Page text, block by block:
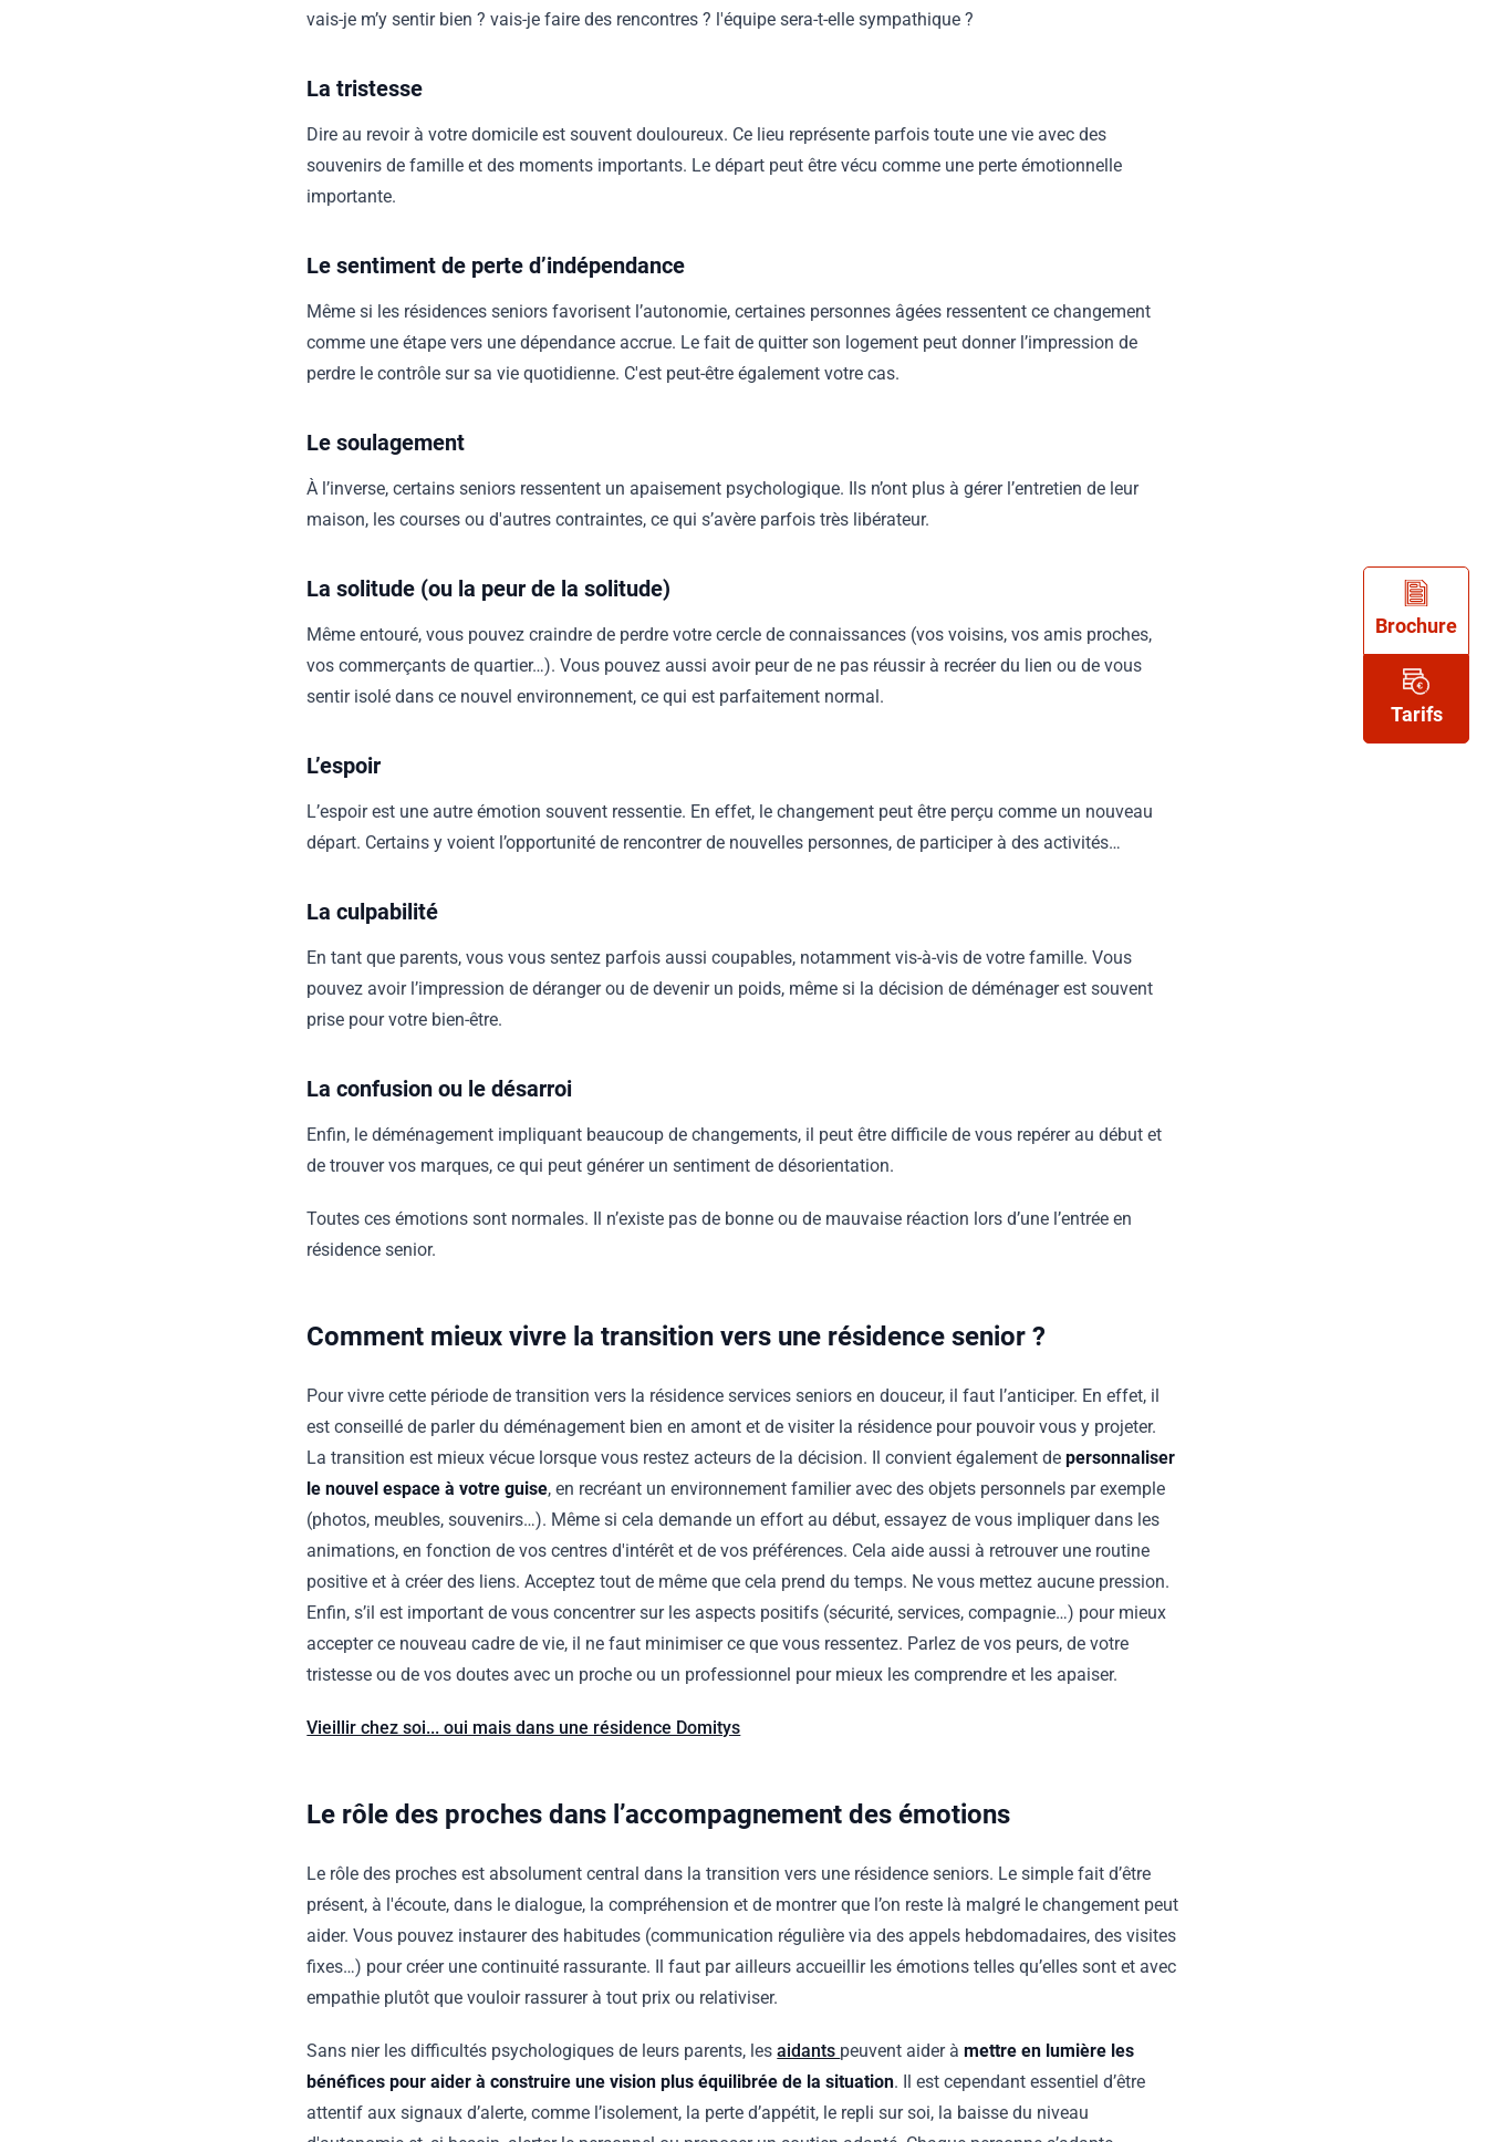
vais-je m’y sentir bien ? vais-je faire des rencontres ? l'équipe sera-t-elle sympathique ?
La tristesse
Dire au revoir à votre domicile est souvent douloureux. Ce lieu représente parfois toute une vie avec des
souvenirs de famille et des moments importants. Le départ peut être vécu comme une perte émotionnelle
importante.
Le sentiment de perte d’indépendance
Même si les résidences seniors favorisent l’autonomie, certaines personnes âgées ressentent ce changement
comme une étape vers une dépendance accrue. Le fait de quitter son logement peut donner l’impression de
perdre le contrôle sur sa vie quotidienne. C'est peut-être également votre cas.
Le soulagement
À l’inverse, certains seniors ressentent un apaisement psychologique. Ils n’ont plus à gérer l’entretien de leur
maison, les courses ou d'autres contraintes, ce qui s’avère parfois très libérateur.
La solitude (ou la peur de la solitude)
Même entouré, vous pouvez craindre de perdre votre cercle de connaissances (vos voisins, vos amis proches,
vos commerçants de quartier…). Vous pouvez aussi avoir peur de ne pas réussir à recréer du lien ou de vous
sentir isolé dans ce nouvel environnement, ce qui est parfaitement normal.
L’espoir
L’espoir est une autre émotion souvent ressentie. En effet, le changement peut être perçu comme un nouveau
départ. Certains y voient l’opportunité de rencontrer de nouvelles personnes, de participer à des activités…
La culpabilité
En tant que parents, vous vous sentez parfois aussi coupables, notamment vis-à-vis de votre famille. Vous
pouvez avoir l’impression de déranger ou de devenir un poids, même si la décision de déménager est souvent
prise pour votre bien-être.
La confusion ou le désarroi
Enfin, le déménagement impliquant beaucoup de changements, il peut être difficile de vous repérer au début et
de trouver vos marques, ce qui peut générer un sentiment de désorientation.
Toutes ces émotions sont normales. Il n’existe pas de bonne ou de mauvaise réaction lors d’une l’entrée en
résidence senior.
Comment mieux vivre la transition vers une résidence senior ?
Pour vivre cette période de transition vers la résidence services seniors en douceur, il faut l’anticiper. En effet, il
est conseillé de parler du déménagement bien en amont et de visiter la résidence pour pouvoir vous y projeter.
La transition est mieux vécue lorsque vous restez acteurs de la décision. Il convient également depersonnaliser
le nouvel espace à votre guise, en recréant un environnement familier avec des objets personnels par exemple
(photos, meubles, souvenirs…). Même si cela demande un effort au début, essayez de vous impliquer dans les
animations, en fonction de vos centres d'intérêt et de vos préférences. Cela aide aussi à retrouver une routine
positive et à créer des liens. Acceptez tout de même que cela prend du temps. Ne vous mettez aucune pression.
Enfin, s’il est important de vous concentrer sur les aspects positifs (sécurité, services, compagnie…) pour mieux
accepter ce nouveau cadre de vie, il ne faut minimiser ce que vous ressentez. Parlez de vos peurs, de votre
tristesse ou de vos doutes avec un proche ou un professionnel pour mieux les comprendre et les apaiser.
Vieillir chez soi... oui mais dans une résidence Domitys
Le rôle des proches dans l’accompagnement des émotions
Le rôle des proches est absolument central dans la transition vers une résidence seniors. Le simple fait d’être
présent, à l'écoute, dans le dialogue, la compréhension et de montrer que l’on reste là malgré le changement peut
aider. Vous pouvez instaurer des habitudes (communication régulière via des appels hebdomadaires, des visites
fixes…) pour créer une continuité rassurante. Il faut par ailleurs accueillir les émotions telles qu’elles sont et avec
empathie plutôt que vouloir rassurer à tout prix ou relativiser.
Sans nier les difficultés psychologiques de leurs parents, lesaidants peuvent aider àmettre en lumière les
bénéfices pour aider à construire une vision plus équilibrée de la situation. Il est cependant essentiel d’être
attentif aux signaux d’alerte, comme l’isolement, la perte d’appétit, le repli sur soi, la baisse du niveau
Brochure
Tarifs